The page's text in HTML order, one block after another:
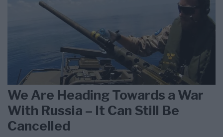
We Are Heading Towards a War
With Russia – It Can Still Be
Cancelled